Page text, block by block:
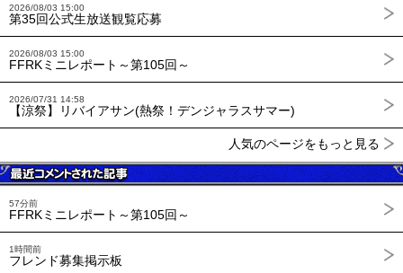
2026/08/03 15:00
第35回公式生放送観覧応募
2026/08/03 15:00
FFRKミニレポート～第105回～
2026/07/31 14:58
【涼祭】リバイアサン(熱祭！デンジャラスサマー)
人気のページをもっと見る
57分前
FFRKミニレポート～第105回～
1時間前
フレンド募集掲示板